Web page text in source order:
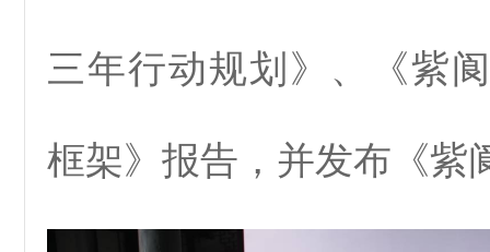
三年行动规划》、《紫
框架》报告，并发布《紫